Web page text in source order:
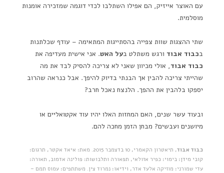
עם האוצר אייזיק, הם אפילו השתלבו לכדי דוגמה שמזכירה אומנות
מוסלמית.
שתי ההצגות שוות צפייה בהסתייגות המתאימה – עודף שכלתנות
בכבוד אבוד ורגש משתלט בעל האש. אני אישית מעדיפה את
כבוד אבוד, אולי מכיוון שאני לא צריכה להסיק לבד את מה
שהייתי צריכה להבין אך הבנתי בדיוק להיפך. אבל כנראה שהרוב
יספקו בלהבין את ההפך. הלנצח נאכל חרב?
ובעוד עשר שנים, האם המחזות האלו יהיו עוד אקטואליים או
מיושנים ועבשים? מבחן הזמן מחכה להם.
כבוד אבוד
, תיאטרון הקאמרי, 10 בדצמבר 2015. מאת: איאד אקטר, תרגום:
קובי מידן: בימוי: כפיר אזולאי, תפאורה ותלבושות: פולינה אדמוב, תאורה:
עדי שמורני: מוזיקה אלעד אדר, וידיאו: נמרוד צין. משתתפים: עמוס תמם –